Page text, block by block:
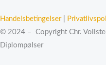
Handelsbetingelser|
© 2024 – Copyright Chr.
Diplompølser